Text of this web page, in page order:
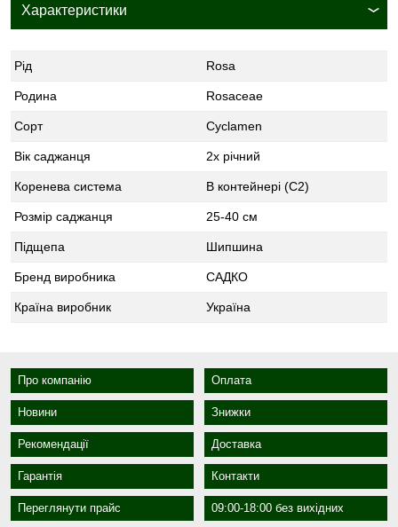
Характеристики
Рід Rosa
Родина Rosaceae
Сорт Cyclamen
Вік саджанця 2х річний
Коренева система В контейнері (С2)
Розмір саджанця 25-40 см
Підщепа Шипшина
Бренд виробника САДКО
Країна виробник Україна
Про компанію Оплата
Новини Знижки
Рекомендації Доставка
Гарантія Контакти
Переглянути прайс 09:00-18:00 без вихідних